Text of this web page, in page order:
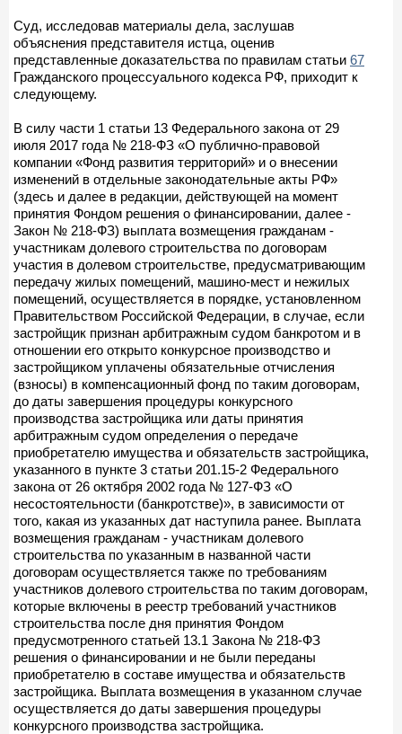
Суд, исследовав материалы дела, заслушав
объяснения представителя истца, оценив
представленные доказательства по правилам статьи 67
Гражданского процессуального кодекса РФ, приходит к
следующему.
В силу части 1 статьи 13 Федерального закона от 29
июля 2017 года № 218-ФЗ «О публично-правовой
компании «Фонд развития территорий» и о внесении
изменений в отдельные законодательные акты РФ»
(здесь и далее в редакции, действующей на момент
принятия Фондом решения о финансировании, далее -
Закон № 218-ФЗ) выплата возмещения гражданам -
участникам долевого строительства по договорам
участия в долевом строительстве, предусматривающим
передачу жилых помещений, машино-мест и нежилых
помещений, осуществляется в порядке, установленном
Правительством Российской Федерации, в случае, если
застройщик признан арбитражным судом банкротом и в
отношении его открыто конкурсное производство и
застройщиком уплачены обязательные отчисления
(взносы) в компенсационный фонд по таким договорам,
до даты завершения процедуры конкурсного
производства застройщика или даты принятия
арбитражным судом определения о передаче
приобретателю имущества и обязательств застройщика,
указанного в пункте 3 статьи 201.15-2 Федерального
закона от 26 октября 2002 года № 127-ФЗ «О
несостоятельности (банкротстве)», в зависимости от
того, какая из указанных дат наступила ранее. Выплата
возмещения гражданам - участникам долевого
строительства по указанным в названной части
договорам осуществляется также по требованиям
участников долевого строительства по таким договорам,
которые включены в реестр требований участников
строительства после дня принятия Фондом
предусмотренного статьей 13.1 Закона № 218-ФЗ
решения о финансировании и не были переданы
приобретателю в составе имущества и обязательств
застройщика. Выплата возмещения в указанном случае
осуществляется до даты завершения процедуры
конкурсного производства застройщика.